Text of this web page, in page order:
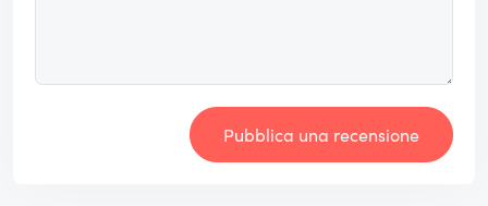
Pubblica una recensione